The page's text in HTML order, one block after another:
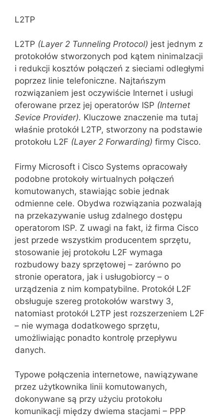
L2TP
L2TP (Layer2 Tunneling Protocol) jest jednym z
protokołów stworzonych pod kątem ninimalzacji
i redukcji kosztów połączeń z sieciami odległy‌mi
poprzez linie telefoniczne. Najtańszym
rozwiązaniem jest oczywiście Internet i usługi
oferowane przez jej operatorów ISP (Internet
Sevice Provider). Kluczowe znaczenie ma tutaj
właśnie protokół L2TP, stworzony na podstawie
protokołu L2F (Layer2 Forwarding) firmy Cisco.
Firmy Microsoft i Cisco Systems opracowały
podobne protokoły wirtualnych połączeń
komutowanych, stawiając sobie jednak
odmienne cele. Obydwa rozwiązania pozwalają
na przekazywanie usług zdalnego dostępu
operatorom ISP. Z uwagi na fakt, iż firma Cisco
jest przede wszystkim producentem sprzętu,
stosowanie jej protokołu L2F wy‌maga
rozbudowy bazy sprzętowej – zarówno po
stronie operatora, jak i usługobiorcy – o
urządzenia z nim kompatybilne. Protokół L2F
obsługuje szereg protokołów warstwy 3,
natomiast protokół L2TP jest rozszerzeniem L2F
– nie wymaga dodatkowego sprzętu,
umożli‌wiając ponadto kontrolę przepływu
danych.
Typowe połączenia internetowe, nawiązywane
przez użytkownika linii komutowanych,
dokonywane są przy użyciu protokołu
komunikacji mię‌dzy dwiema stacjami – PPP